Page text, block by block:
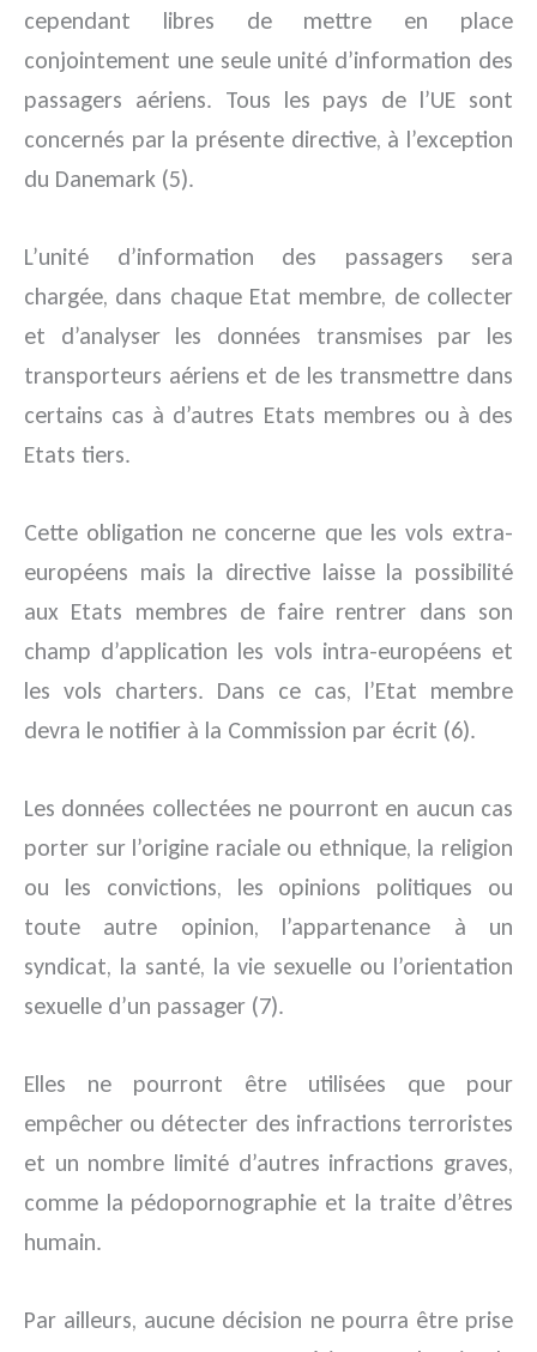
cependant libres de mettre en place
conjointement une seule unité d’information des
passagers aériens. Tous les pays de l’UE sont
concernés par la présente directive, à l’exception
du Danemark (5).
L’unité d’information des passagers sera
chargée, dans chaque Etat membre, de collecter
et d’analyser les données transmises par les
transporteurs aériens et de les transmettre dans
certains cas à d’autres Etats membres ou à des
Etats tiers.
Cette obligation ne concerne que les vols extra-
européens mais la directive laisse la possibilité
aux Etats membres de faire rentrer dans son
champ d’application les vols intra-européens et
les vols charters. Dans ce cas, l’Etat membre
devra le notifier à la Commission par écrit (6).
Les données collectées ne pourront en aucun cas
porter sur l’origine raciale ou ethnique, la religion
ou les convictions, les opinions politiques ou
toute autre opinion, l’appartenance à un
syndicat, la santé, la vie sexuelle ou l’orientation
sexuelle d’un passager (7).
Elles ne pourront être utilisées que pour
empêcher ou détecter des infractions terroristes
et un nombre limité d’autres infractions graves,
comme la pédopornographie et la traite d’êtres
humain.
Par ailleurs, aucune décision ne pourra être prise